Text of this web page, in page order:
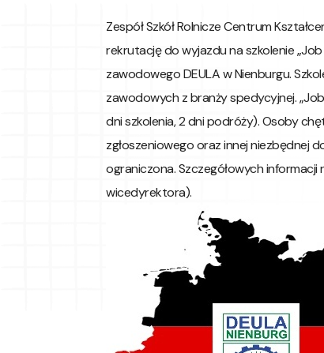
Zespół Szkół Rolnicze Centrum
rekrutację do wyjazdu na szkolenie
zawodowego DEULA w Nienburgu.
zawodowych z branży spedycyjnej.
dni szkolenia, 2 dni podróży). Osoby
zgłoszeniowego oraz innej niezbędnej
ograniczona. Szczegółowych
wicedyrektora).